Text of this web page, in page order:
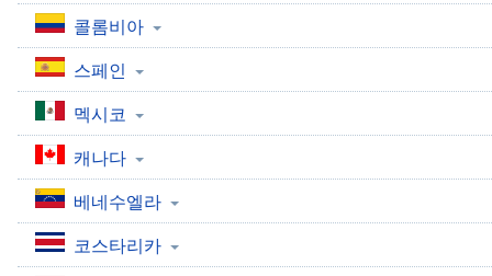
Audio
Track
Picture-
Picture
modal
window.
콜롬비아
스페인
멕시코
캐나다
베네수엘라
코스타리카